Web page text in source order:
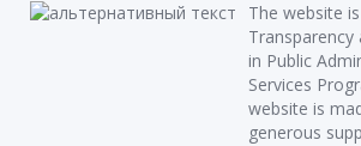
The website
in Public
Services
website is
generous